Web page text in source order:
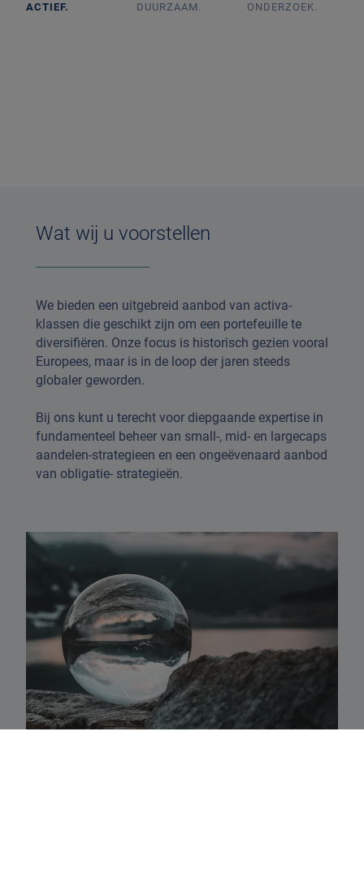
ACTIEF. DUURZAAM. ONDERZOEK.
Wat wij u voorstellen
We bieden een uitgebreid aanbod van activa-
klassen die geschikt zijn om een portefeuille te
diversifiëren. Onze focus is historisch gezien vooral
Europees, maar is in de loop der jaren steeds
globaler geworden.
Bij ons kunt u terecht voor diepgaande expertise in
fundamenteel beheer van small-, mid- en largecaps
aandelen-strategieen en een ongeëvenaard aanbod
van obligatie- strategieën.